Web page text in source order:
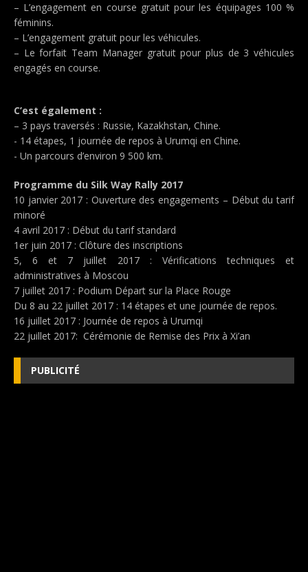
– L’engagement en course gratuit pour les équipages 100 %
féminins.
– L’engagement gratuit pour les véhicules.
– Le forfait Team Manager gratuit pour plus de 3 véhicules
engagés en course.
C’est également :
– 3 pays traversés : Russie, Kazakhstan, Chine.
- 14 étapes, 1 journée de repos à Urumqi en Chine.
- Un parcours d’environ 9 500 km.
Programme du Silk Way Rally 2017
10 janvier 2017 : Ouverture des engagements – Début du tarif
minoré
4 avril 2017 : Début du tarif standard
1er juin 2017 : Clôture des inscriptions
5, 6 et 7 juillet 2017 : Vérifications techniques et
administratives à Moscou
7 juillet 2017 : Podium Départ sur la Place Rouge
Du 8 au 22 juillet 2017 : 14 étapes et une journée de repos.
16 juillet 2017 : Journée de repos à Urumqi
22 juillet 2017: Cérémonie de Remise des Prix à Xi’an
PUBLICITÉ